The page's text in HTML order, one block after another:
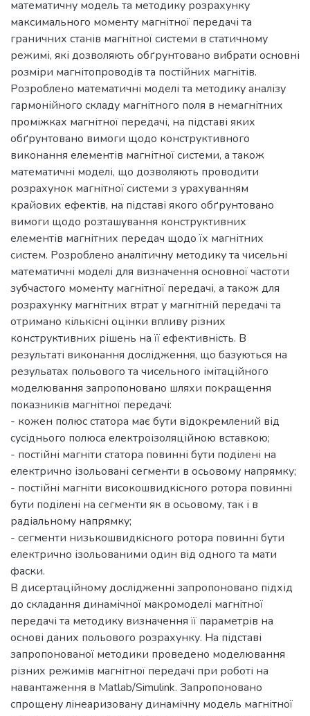
математичну модель та методику розрахунку
максимального моменту магнітної передачі та
граничних станів магнітної системи в статичному
режимі, які дозволяють обґрунтовано вибрати основні
розміри магнітопроводів та постійних магнітів.
Розроблено математичні моделі та методику аналізу
гармонійного складу магнітного поля в немагнітних
проміжках магнітної передачі, на підставі яких
обґрунтовано вимоги щодо конструктивного
виконання елементів магнітної системи, а також
математичні моделі, що дозволяють проводити
розрахунок магнітної системи з урахуванням
крайових ефектів, на підставі якого обґрунтовано
вимоги щодо розташування конструктивних
елементів магнітних передач щодо їх магнітних
систем. Розроблено аналітичну методику та чисельні
математичні моделі для визначення основної частоти
зубчастого моменту магнітної передачі, а також для
розрахунку магнітних втрат у магнітній передачі та
отримано кількісні оцінки впливу різних
конструктивних рішень на її ефективність. В
результаті виконання дослідження, що базуються на
резульатах польового та чисельного імітаційного
моделювання запропоновано шляхи покращення
показників магнітної передачі:
- кожен полюс статора має бути відокремлений від
сусіднього полюса електроізоляційною вставкою;
- постійні магніти статора повинні бути поділені на
електрично ізольовані сегменти в осьовому напрямку;
- постійні магніти високошвидкісного ротора повинні
бути поділені на сегменти як в осьовому, так і в
радіальному напрямку;
- сегменти низькошвидкісного ротора повинні бути
електрично ізольованими один від одного та мати
фаски.
В дисертаційному дослідженні запропоновано підхід
до складання динамічної макромоделі магнітної
передачі та методику визначення її параметрів на
основі даних польового розрахунку. На підставі
запропонованої методики проведено моделювання
різних режимів магнітної передачі при роботі на
навантаження в Matlab/Simulink. Запропоновано
спрощену лінеаризовану динамічну модель магнітної